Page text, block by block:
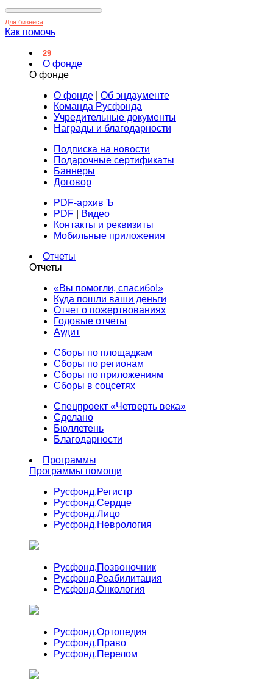
Для бизнеса
Как помочь
29
О фонде
О фонде
О фонде
Об эндаументе
Команда Русфонда
Учредительные документы
Награды и благодарности
Подписка на новости
Подарочные сертификаты
Баннеры
Договор
PDF-архив Ъ
PDF
Видео
Контакты и реквизиты
Мобильные приложения
Отчеты
Отчеты
«Вы помогли, спасибо!»
Куда пошли ваши деньги
Отчет о пожертвованиях
Годовые отчеты
Аудит
Сборы по площадкам
Сборы по регионам
Сборы по приложениям
Сборы в соцсетях
Спецпроект «Четверть века»
Сделано
Бюллетень
Благодарности
Программы
Программы помощи
Русфонд.Регистр
Русфонд.Сердце
Русфонд.Лицо
Русфонд.Неврология
Русфонд.Позвоночник
Русфонд.Реабилитация
Русфонд.Онкология
Русфонд.Ортопедия
Русфонд.Право
Русфонд.Перелом